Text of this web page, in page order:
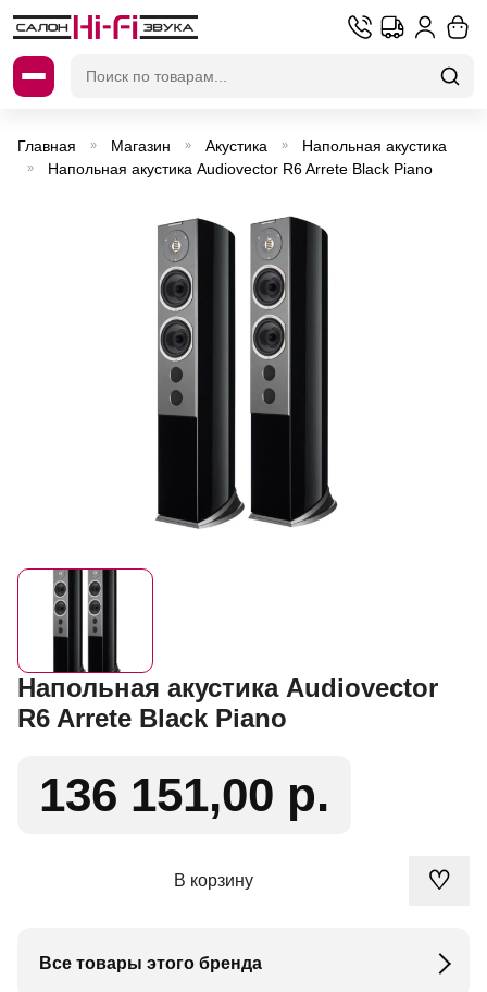
Главная » Магазин » Акустика » Напольная акустика
» Напольная акустика Audiovector R6 Arrete Black Piano
Напольная акустика Audiovector
R6 Arrete Black Piano
136 151,00 р.
В корзину ♡
Все товары этого бренда